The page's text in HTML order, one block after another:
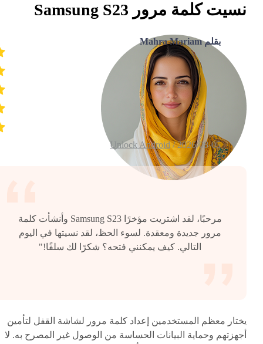
نسيت كلمة مرور Samsung S23
بقلم Mahra Mariam
2026-08-05 /
Unlock Android
مرحبًا، لقد اشتريت مؤخرًا Samsung S23 وأنشأت كلمة
مرور جديدة ومعقدة. لسوء الحظ، لقد نسيتها في اليوم
التالي. كيف يمكنني فتحه؟ شكرًا لك سلفًا!"
يختار معظم المستخدمين إعداد كلمة مرور لشاشة القفل لتأمين
أجهزتهم وحماية البيانات الحساسة من الوصول غير المصرح به. لا